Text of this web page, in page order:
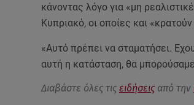
κάνοντας λόγο για «μη
Κυπριακό, οι οποίες και
«Αυτό πρέπει να σταματήσει.
αυτή η κατάσταση, θα
Διαβάστε όλες τις ειδήσειςαπό την